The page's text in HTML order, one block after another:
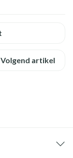
Volgend artikel